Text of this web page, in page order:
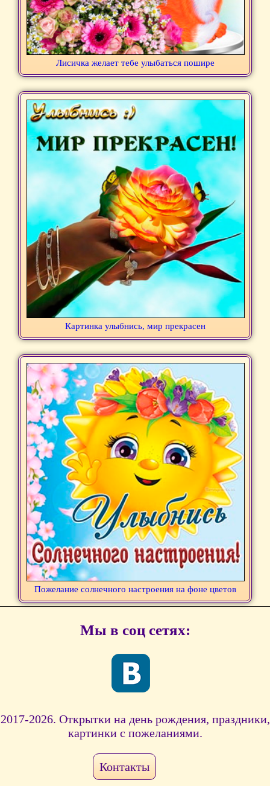
Лисичка желает тебе улыбаться пошире
Картинка улыбнись, мир прекрасен
Пожелание солнечного настроения на фоне цветов
Мы в соц сетях:
2017-2026. Открытки на день рождения, праздники,
картинки с пожеланиями.
Контакты